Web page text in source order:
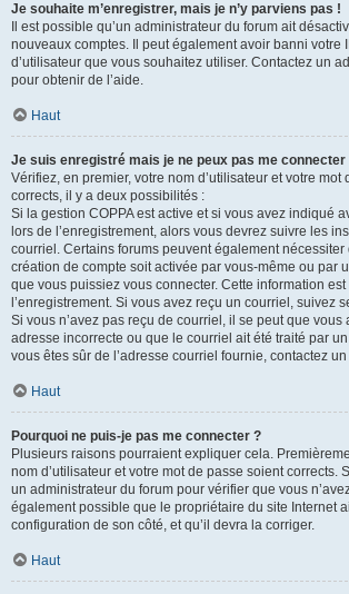
Je souhaite m’enregistrer, mais je n’y parviens pas !
Il est possible qu’un administrateur du forum ait
nouveaux comptes. Il peut également avoir banni votre
d’utilisateur que vous souhaitez utiliser. Contactez un
pour obtenir de l’aide.
Haut
Je suis enregistré mais je ne peux pas me connecter
Vérifiez, en premier, votre nom d’utilisateur et votre mot
corrects, il y a deux possibilités :
Si la gestion COPPA est active et si vous avez indiqué
lors de l’enregistrement, alors vous devrez suivre les
courriel. Certains forums peuvent également
création de compte soit activée par vous-même ou par
que vous puissiez vous connecter. Cette information
l’enregistrement. Si vous avez reçu un courriel, suivez
Si vous n’avez pas reçu de courriel, il se peut que vous
adresse incorrecte ou que le courriel ait été traité par
vous êtes sûr de l’adresse courriel fournie, contactez
Haut
Pourquoi ne puis-je pas me connecter ?
Plusieurs raisons pourraient expliquer cela.
nom d’utilisateur et votre mot de passe soient corrects.
un administrateur du forum pour vérifier que vous
également possible que le propriétaire du site Internet
configuration de son côté, et qu’il devra la corriger.
Haut